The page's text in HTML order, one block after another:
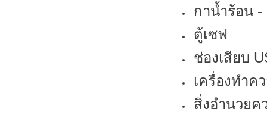
กาน้ำร้อน
ตู้เซฟ
ช่องเสียบ
เครื่องทำค
สิ่งอำนวยค